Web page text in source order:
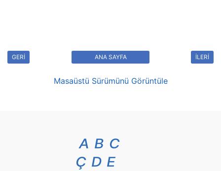
GERİ İLERİ
ANA SAYFA
Masaüstü Sürümünü Görüntüle
A B C
Ç D E